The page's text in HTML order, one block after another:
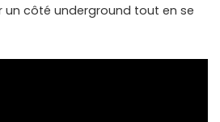
un côté underground tout en se